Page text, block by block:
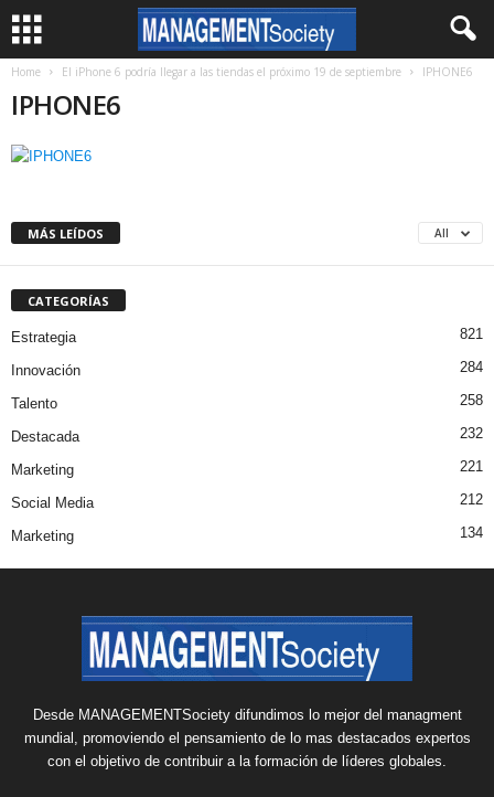
Home El iPhone 6 podría llegar a las tiendas el próximo 19 de septiembre IPHONE6
IPHONE6
MÁS LEÍDOS All
CATEGORÍAS
Estrategia 821
Innovación 284
Talento 258
Destacada 232
Marketing 221
Social Media 212
Marketing 134
Desde MANAGEMENTSociety difundimos lo mejor del managment
mundial, promoviendo el pensamiento de lo mas destacados expertos
con el objetivo de contribuir a la formación de líderes globales.